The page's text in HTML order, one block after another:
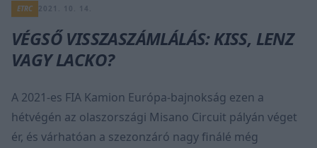
ETRC
VÉGSŐ VISSZASZÁMLÁLÁS: KISS, LENZ
VAGY LACKO?
A 2021-es FIA Kamion Európa-bajnokság ezen a
hétvégén az olaszországi Misano Circuit pályán véget
ér, és várhatóan a szezonzáró nagy finálé még